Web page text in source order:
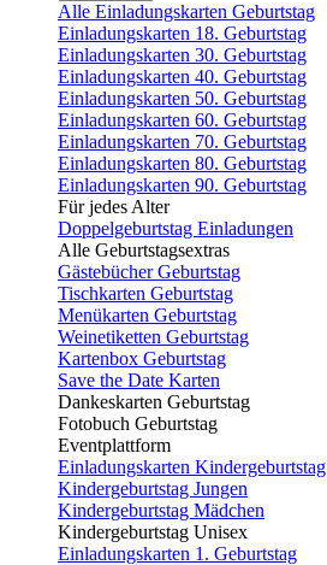
Alle Einladungskarten Geburtstag
Einladungskarten 18. Geburtstag
Einladungskarten 30. Geburtstag
Einladungskarten 40. Geburtstag
Einladungskarten 50. Geburtstag
Einladungskarten 60. Geburtstag
Einladungskarten 70. Geburtstag
Einladungskarten 80. Geburtstag
Einladungskarten 90. Geburtstag
Für jedes Alter
Doppelgeburtstag Einladungen
Alle Geburtstagsextras
Gästebücher Geburtstag
Tischkarten Geburtstag
Menükarten Geburtstag
Weinetiketten Geburtstag
Kartenbox Geburtstag
Save the Date Karten
Dankeskarten Geburtstag
Fotobuch Geburtstag
Eventplattform
Einladungskarten Kindergeburtstag
Kindergeburtstag Jungen
Kindergeburtstag Mädchen
Kindergeburtstag Unisex
Einladungskarten 1. Geburtstag